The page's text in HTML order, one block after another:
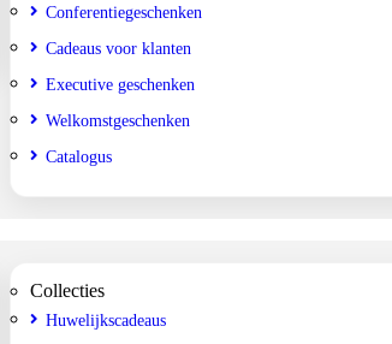
Conferentiegeschenken
Cadeaus voor klanten
Executive geschenken
Welkomstgeschenken
Catalogus
Collecties
Huwelijkscadeaus